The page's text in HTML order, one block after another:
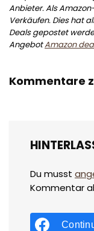
Anbieter. Als
Verkäufen. Dies hat
Deals gepostet
AngebotAmazon
Kommentare
Du musst
Kommentar